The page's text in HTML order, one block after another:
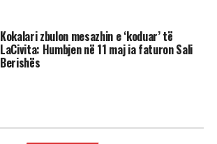
Kokalari zbulon mesazhin e ‘koduar’ të
LaCivita: Humbjen në 11 maj ia faturon Sali
Berishës